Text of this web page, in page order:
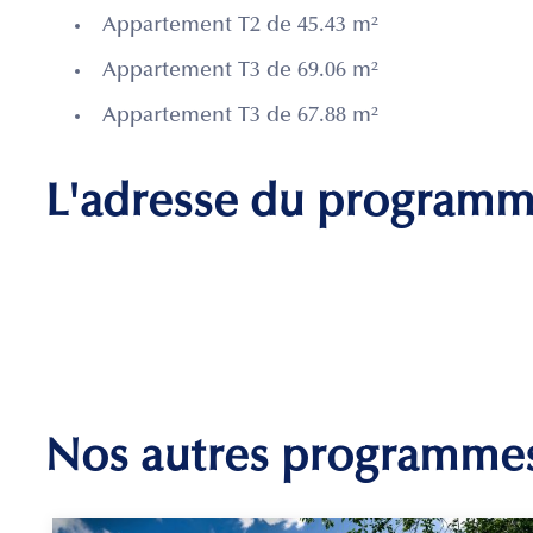
Appartement T2 de 45.43 m²
Appartement T3 de 69.06 m²
Appartement T3 de 67.88 m²
L'adresse du
Nos autres